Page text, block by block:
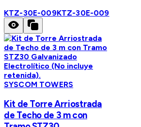
KTZ-30E-009KTZ-30E-009
SYSCOM TOWERS
Kit de Torre Arriostrada
de Techo de 3 m con